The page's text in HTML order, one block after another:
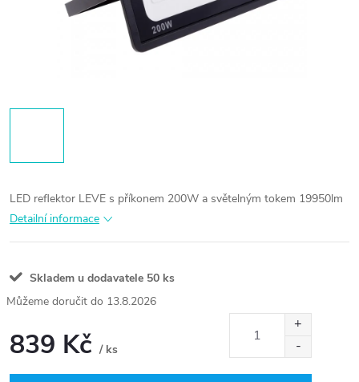
LED reflektor LEVE s příkonem 200W a světelným tokem 19950lm
Detailní informace
Skladem u dodavatele 50 ks
13.8.2026
839 Kč / ks